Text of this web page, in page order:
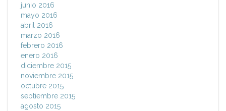
junio 2016
mayo 2016
abril 2016
marzo 2016
febrero 2016
enero 2016
diciembre 2015
noviembre 2015
octubre 2015
septiembre 2015
agosto 2015